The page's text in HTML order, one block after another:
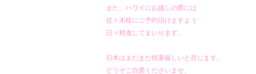
また、ハワイにお越しの際には
佐々木様にご予約頂けますよう
日々精進してまいります。
日本はまだまだ残暑厳しいと存じます。
どうぞご自愛くださいませ。